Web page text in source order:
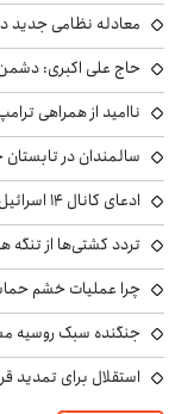
معادله نظامی جدید
حاج علی اکبری:
ناامید از همراهی
سالمندان در
ادعای کانال ۱۴ اسرائیل: ترامپ به توافق با ایران نزدیک می‌شود
تردد کشتی‌ها از تنگه
چرا عملیات خشم
جنگنده سبک روسیه
استقلال برای تمدید